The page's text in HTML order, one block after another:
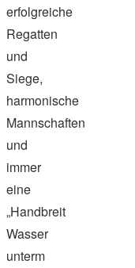
erfolgreiche
Regatten
und
Siege,
harmonische
Mannschaften
und
immer
eine
„Handbreit
Wasser
unterm